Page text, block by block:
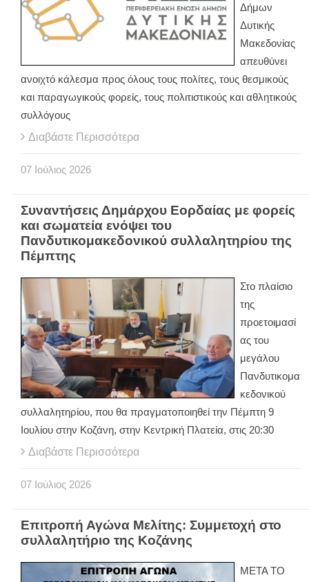
Δήμων
Δυτικής
Μακεδονίας
απευθύνει
ανοιχτό κάλεσμα προς όλους τους πολίτες, τους θεσμικούς
και παραγωγικούς φορείς, τους πολιτιστικούς και αθλητικούς
συλλόγους
Διαβάστε Περισσότερα
07 Ιούλιος 2026
Συναντήσεις Δημάρχου Εορδαίας με φορείς
και σωματεία ενόψει του
Πανδυτικομακεδονικού συλλαλητηρίου της
Πέμπτης
Στο πλαίσιο
της
προετοιμασί
ας του
μεγάλου
Πανδυτικομα
κεδονικού
συλλαλητηρίου, που θα πραγματοποιηθεί την Πέμπτη 9
Ιουλίου στην Κοζάνη, στην Κεντρική Πλατεία, στις 20:30
Διαβάστε Περισσότερα
07 Ιούλιος 2026
Επιτροπή Αγώνα Μελίτης: Συμμετοχή στο
συλλαλητήριο της Κοζάνης
ΜΕΤΑ ΤΟ